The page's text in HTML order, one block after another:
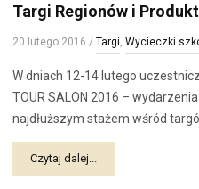
Targi Regionów i
20 lutego 2016 /Targi,Wycieczki
W dniach 12-14 lutego
TOUR SALON 2016 –
najdłuższym stażem wśród
Czytaj dalej...